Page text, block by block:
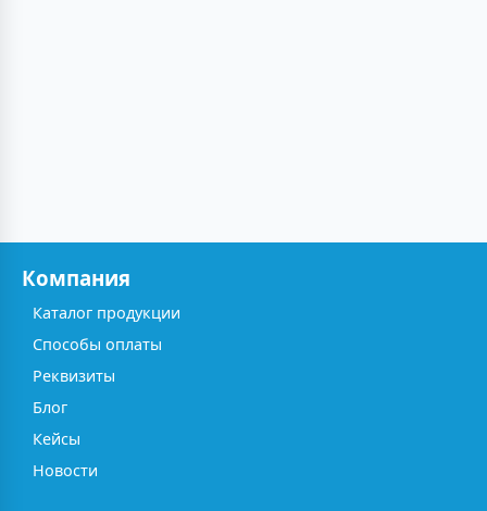
Компания
Каталог продукции
Способы оплаты
Реквизиты
Блог
Кейсы
Новости